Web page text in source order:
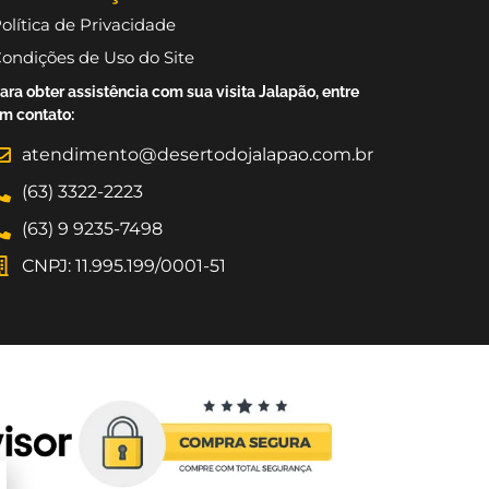
de Privacidade
de Uso do Site
obter assistência com sua visita Jalapão, entre
contato:
atendimento@desertodojalapao.com.br
(63) 3322-2223
(63) 9 9235-7498
CNPJ: 11.995.199/0001-51